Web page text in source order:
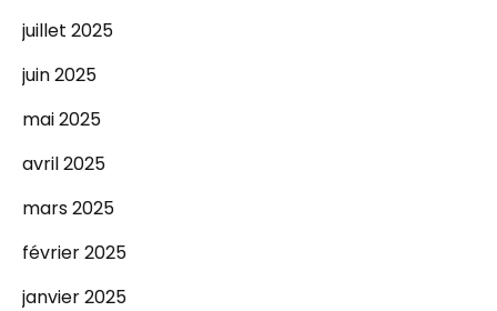
juillet 2025
juin 2025
mai 2025
avril 2025
mars 2025
février 2025
janvier 2025